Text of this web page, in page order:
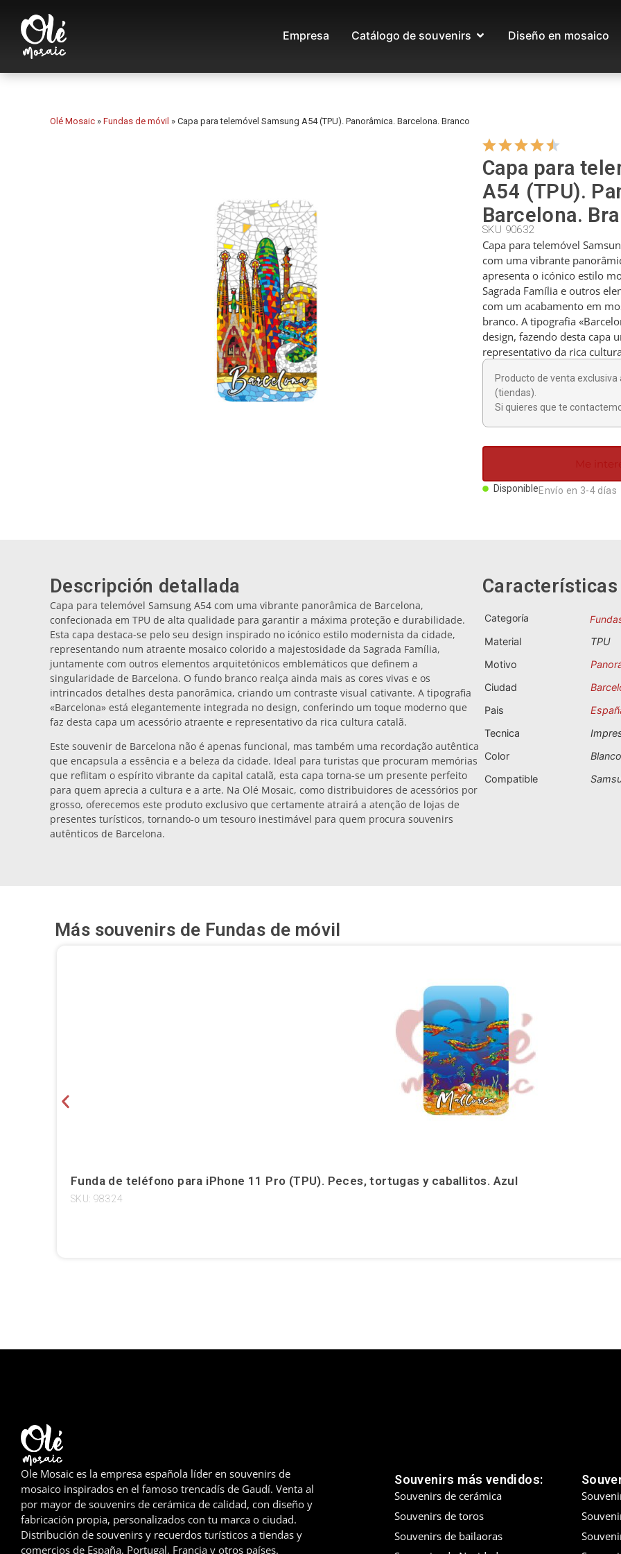
Empresa Catálogo de souvenirs Diseño en mosaico
Olé Mosaic » Fundas de móvil » Capa para telemóvel Samsung A54 (TPU). Panorâmica. Barcelona. Branco
Capa para
A54 (TPU).
Barcelona.
SKU 90632
Capa para telemóvel
com uma vibrante
apresenta o icónico estilo
Sagrada Família e outros
com um acabamento em
branco. A tipografia
design, fazendo desta capa
representativo da rica
Producto de venta exclusiva
(tiendas).
Si quieres que te
Me
DisponibleEnvío en 3-4 días
Descripción detallada
Capa para telemóvel Samsung A54 com uma vibrante panorâmica de Barcelona,
confecionada em TPU de alta qualidade para garantir a máxima proteção e durabilidade.
Esta capa destaca-se pelo seu design inspirado no icónico estilo modernista da cidade,
representando num atraente mosaico colorido a majestosidade da Sagrada Família,
juntamente com outros elementos arquitetónicos emblemáticos que definem a
singularidade de Barcelona. O fundo branco realça ainda mais as cores vivas e os
intrincados detalhes desta panorâmica, criando um contraste visual cativante. A tipografia
«Barcelona» está elegantemente integrada no design, conferindo um toque moderno que
faz desta capa um acessório atraente e representativo da rica cultura catalã.
Este souvenir de Barcelona não é apenas funcional, mas também uma recordação autêntica
que encapsula a essência e a beleza da cidade. Ideal para turistas que procuram memórias
que reflitam o espírito vibrante da capital catalã, esta capa torna-se um presente perfeito
para quem aprecia a cultura e a arte. Na Olé Mosaic, como distribuidores de acessórios por
grosso, oferecemos este produto exclusivo que certamente atrairá a atenção de lojas de
presentes turísticos, tornando-o um tesouro inestimável para quem procura souvenirs
autênticos de Barcelona.
Características
Categoría
Material
TPU
Motivo
Ciudad
Pais
Tecnica
Color
Blanco
Compatible
Más souvenirs de Fundas de móvil
Funda de teléfono para iPhone 11 Pro (TPU). Peces, tortugas y caballitos. Azul
SKU: 98324
Ole Mosaic es la empresa española líder en souvenirs de
mosaico inspirados en el famoso trencadís de Gaudí. Venta al
por mayor de souvenirs de cerámica de calidad, con diseño y
fabricación propia, personalizados con tu marca o ciudad.
Distribución de souvenirs y recuerdos turísticos a tiendas y
comercios de España, Portugal, Francia y otros países.
Souvenirs más vendidos:
Souvenirs de cerámica
Souvenirs de toros
Souvenirs de bailaoras